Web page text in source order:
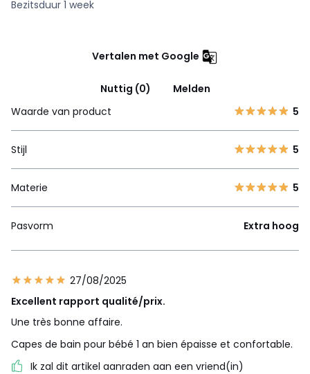
Bezitsduur 1 week
Vertalen met Google
Nuttig (0)
Melden
Waarde van product
5
Stijl 5
Materie 5
Pasvorm Extra hoog
27/08/2025
Excellent rapport qualité/prix.
Une très bonne affaire.
Capes de bain pour bébé 1 an bien épaisse et confortable.
Ik zal dit artikel aanraden aan een vriend(in)